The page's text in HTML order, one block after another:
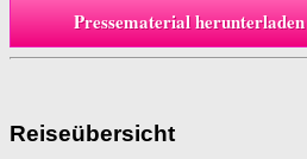
Pressematerial herunterladen
Reiseübersicht